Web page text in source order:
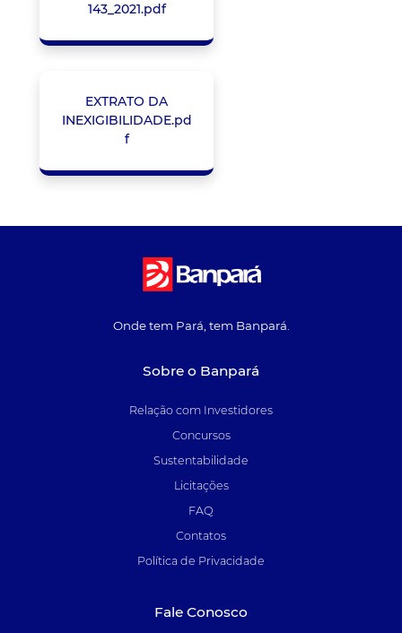
143_2021.pdf
EXTRATO DA
INEXIGIBILIDADE.pd
f
Onde tem Pará, tem Banpará.
Sobre o Banpará
Relação com Investidores
Concursos
Sustentabilidade
Licitações
FAQ
Contatos
Política de Privacidade
Fale Conosco